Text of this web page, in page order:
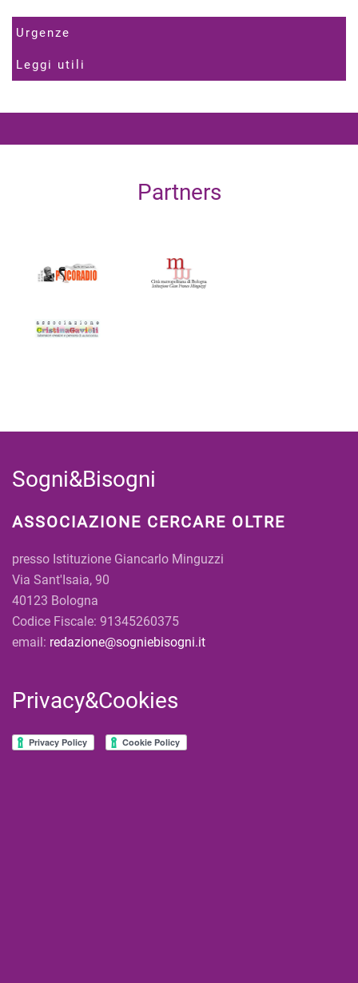
Urgenze
Leggi utili
Partners
Sogni&Bisogni
ASSOCIAZIONE CERCARE OLTRE
presso Istituzione Giancarlo Minguzzi
Via Sant'Isaia, 90
40123 Bologna
Codice Fiscale: 91345260375
email: redazione@sogniebisogni.it
Privacy&Cookies